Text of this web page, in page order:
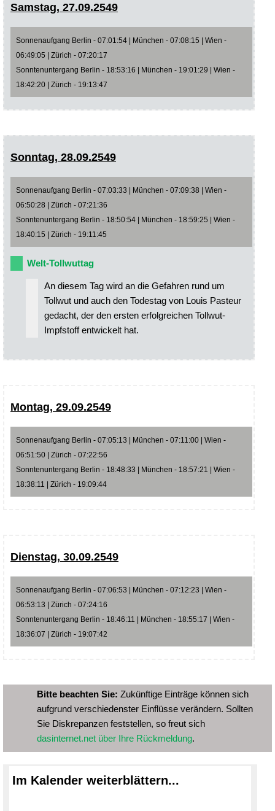
Samstag, 27.09.2549
Sonnenaufgang Berlin - 07:01:54 | München - 07:08:15 | Wien -
06:49:05 | Zürich - 07:20:17
Sonntenuntergang Berlin - 18:53:16 | München - 19:01:29 | Wien -
18:42:20 | Zürich - 19:13:47
Sonntag, 28.09.2549
Sonnenaufgang Berlin - 07:03:33 | München - 07:09:38 | Wien -
06:50:28 | Zürich - 07:21:36
Sonntenuntergang Berlin - 18:50:54 | München - 18:59:25 | Wien -
18:40:15 | Zürich - 19:11:45
Welt-Tollwuttag
An diesem Tag wird an die Gefahren rund um
Tollwut und auch den Todestag von Louis Pasteur
gedacht, der den ersten erfolgreichen Tollwut-
Impfstoff entwickelt hat.
Montag, 29.09.2549
Sonnenaufgang Berlin - 07:05:13 | München - 07:11:00 | Wien -
06:51:50 | Zürich - 07:22:56
Sonntenuntergang Berlin - 18:48:33 | München - 18:57:21 | Wien -
18:38:11 | Zürich - 19:09:44
Dienstag, 30.09.2549
Sonnenaufgang Berlin - 07:06:53 | München - 07:12:23 | Wien -
06:53:13 | Zürich - 07:24:16
Sonntenuntergang Berlin - 18:46:11 | München - 18:55:17 | Wien -
18:36:07 | Zürich - 19:07:42
Bitte beachten Sie: Zukünftige Einträge können sich
aufgrund verschiedenster Einflüsse verändern. Sollten
Sie Diskrepanzen feststellen, so freut sich
dasinternet.net über Ihre Rückmeldung.
Im Kalender weiterblättern...